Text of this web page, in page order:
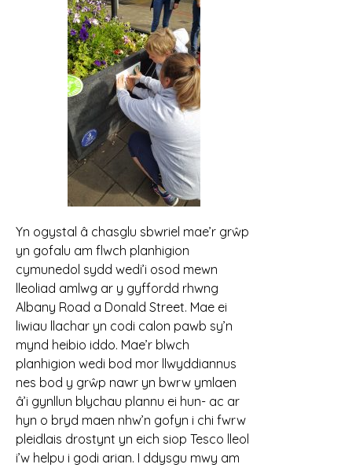
Yn ogystal â chasglu sbwriel mae’r grŵp
yn gofalu am flwch planhigion
cymunedol sydd wedi’i osod mewn
lleoliad amlwg ar y gyffordd rhwng
Albany Road a Donald Street. Mae ei
liwiau llachar yn codi calon pawb sy’n
mynd heibio iddo. Mae’r blwch
planhigion wedi bod mor llwyddiannus
nes bod y grŵp nawr yn bwrw ymlaen
â’i gynllun blychau plannu ei hun- ac ar
hyn o bryd maen nhw’n gofyn i chi fwrw
pleidlais drostynt yn eich siop Tesco lleol
i’w helpu i godi arian. I ddysgu mwy am